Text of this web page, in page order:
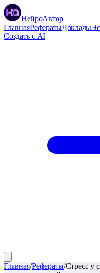
НейроАвтор
ГлавнаяРефератыДоклады
Создать с AI
Главная/Рефераты/Стресс у